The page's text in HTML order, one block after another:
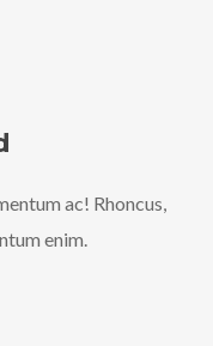
ac! Rhoncus,
enim.